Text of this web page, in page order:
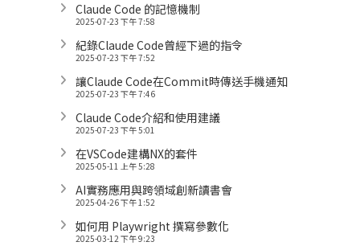
Claude Code 的記憶機制
2025-07-23 下午 7:58
紀錄Claude Code曾經下過的指令
2025-07-23 下午 7:52
讓Claude Code在Commit時傳送手機通知
2025-07-23 下午 7:46
Claude Code介紹和使用建議
2025-07-23 下午 5:01
在VSCode建構NX的套件
2025-05-11 上午 5:28
AI實務應用與跨領域創新讀書會
2025-04-26 下午 1:52
如何用 Playwright 撰寫參數化
2025-03-12 下午 9:23